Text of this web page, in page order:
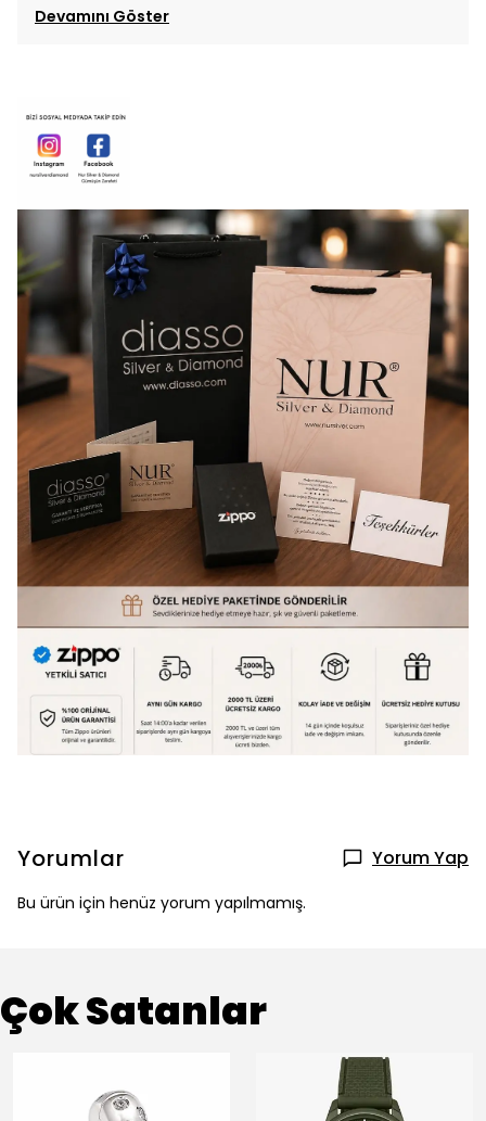
Devamını Göster
Yorumlar Yorum Yap
Bu ürün için henüz yorum yapılmamış.
Çok Satanlar